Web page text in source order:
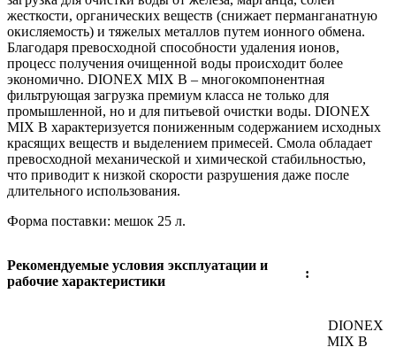
жесткости, органических веществ (снижает перманганатную
окисляемость) и тяжелых металлов путем ионного обмена.
Благодаря превосходной способности удаления ионов,
процесс получения очищенной воды происходит более
экономично. DIONEX MIX B – многокомпонентная
фильтрующая загрузка премиум класса не только для
промышленной, но и для питьевой очистки воды. DIONEX
MIX B характеризуется пониженным содержанием исходных
красящих веществ и выделением примесей. Смола обладает
превосходной механической и химической стабильностью,
что приводит к низкой скорости разрушения даже после
длительного использования.
Форма поставки: мешок 25 л.
Рекомендуемые условия эксплуатации и
рабочие характеристики
:
DIONEX
MIX B